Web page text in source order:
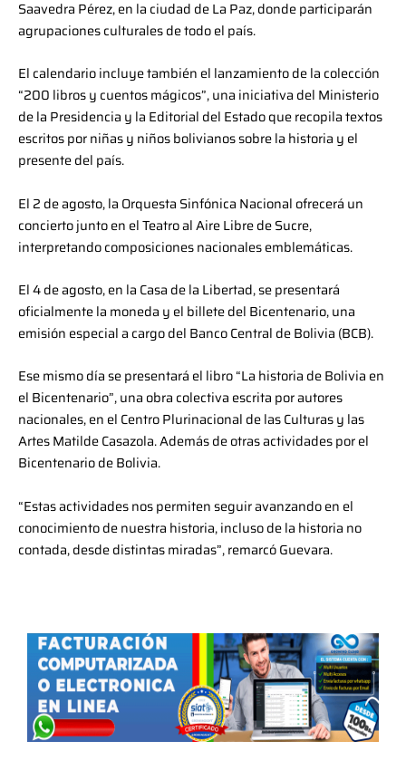
Saavedra Pérez, en la ciudad de La Paz, donde participarán
agrupaciones culturales de todo el país.
El calendario incluye también el lanzamiento de la colección
“200 libros y cuentos mágicos”, una iniciativa del Ministerio
de la Presidencia y la Editorial del Estado que recopila textos
escritos por niñas y niños bolivianos sobre la historia y el
presente del país.
El 2 de agosto, la Orquesta Sinfónica Nacional ofrecerá un
concierto junto en el Teatro al Aire Libre de Sucre,
interpretando composiciones nacionales emblemáticas.
El 4 de agosto, en la Casa de la Libertad, se presentará
oficialmente la moneda y el billete del Bicentenario, una
emisión especial a cargo del Banco Central de Bolivia (BCB).
Ese mismo día se presentará el libro “La historia de Bolivia en
el Bicentenario”, una obra colectiva escrita por autores
nacionales, en el Centro Plurinacional de las Culturas y las
Artes Matilde Casazola. Además de otras actividades por el
Bicentenario de Bolivia.
“Estas actividades nos permiten seguir avanzando en el
conocimiento de nuestra historia, incluso de la historia no
contada, desde distintas miradas”, remarcó Guevara.